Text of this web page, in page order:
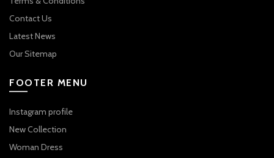
Contact Us
Latest News
Our Sitemap
FOOTER MENU
Instagram profile
New Collection
Woman Dress